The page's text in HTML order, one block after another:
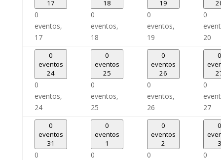
17
0
eventos,
17
18
0
eventos,
18
19
0
eventos,
19
0
20
0
eventos
24
0
eventos,
24
0
eventos
25
0
eventos,
25
0
eventos
26
0
eventos,
26
0
0
27
0
eventos
31
0
0
eventos
1
0
0
eventos
2
0
0
3
0